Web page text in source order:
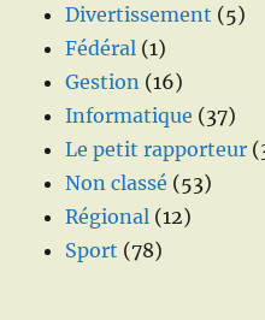
Divertissement (5)
Fédéral (1)
Gestion (16)
Informatique (37)
Le petit rapporteur
Non classé (53)
Régional (12)
Sport (78)